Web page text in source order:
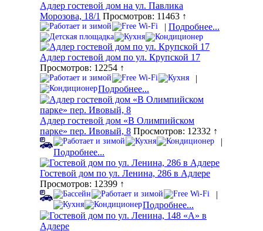
Адлер гостевой дом на ул. Павлика
Морозова, 18/1 Просмотров: 11463 ↑
| Подробнее...
Адлер гостевой дом по ул. Крупской 17
Просмотров: 12254 ↑
|
Подробнее...
Адлер гостевой дом «В Олимпийском
парке» пер. Ивовый, 8 Просмотров: 12332 ↑
|
Подробнее...
Гостевой дом по ул. Ленина, 286 в Адлере
Просмотров: 12399 ↑
|
Подробнее...